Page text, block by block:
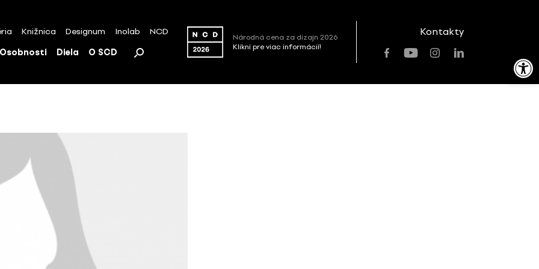
Open toolbar
Knižnica Designum Inolab NCD
Osobnosti Diela O SCD
Národná cena za dizajn 2026
Klikni pre viac informácií!
Kontakty